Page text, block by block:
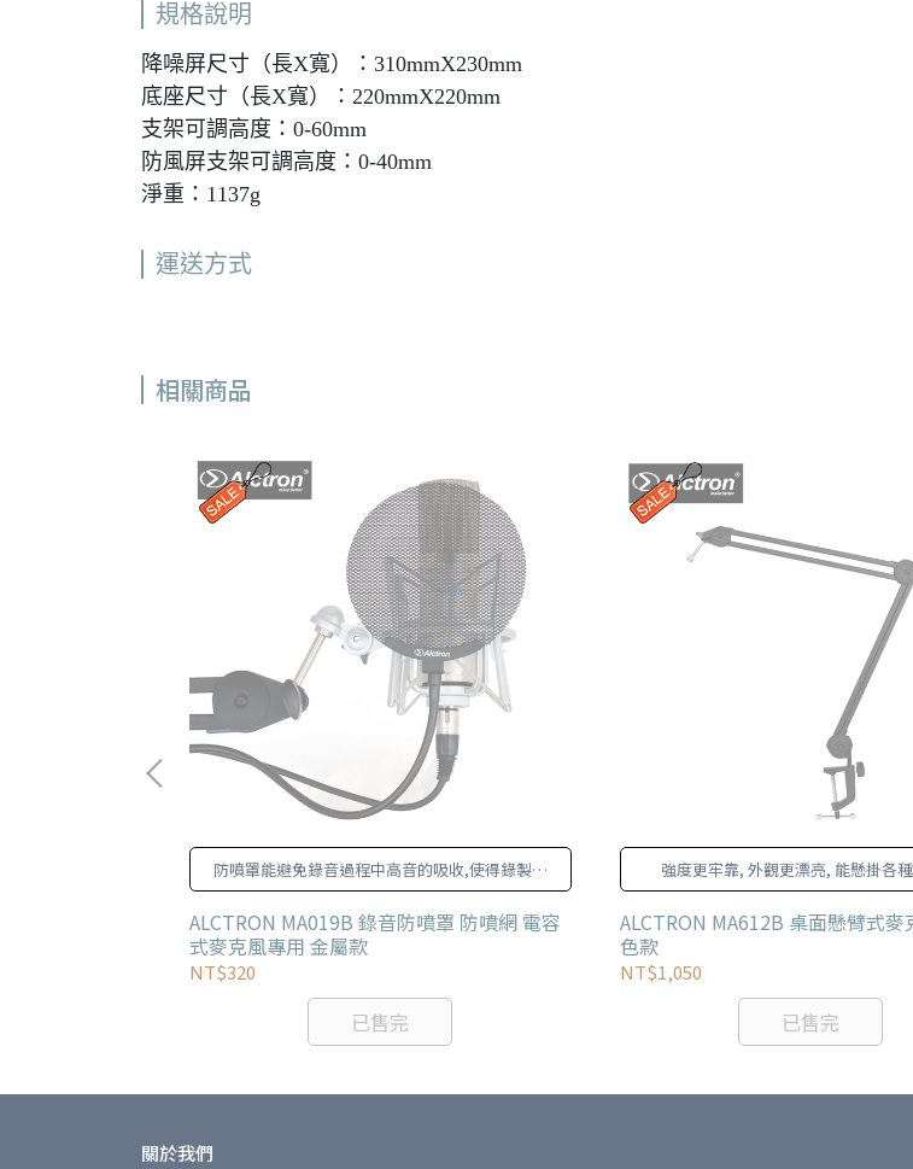
規格說明
降噪屏尺寸（長X寬）：310mmX230mm
底座尺寸（長X寬）：220mmX220mm
支架可調高度：0-60mm
防風屏支架可調高度：0-40mm
淨重：1137g
運送方式
相關商品
防噴罩能避免錄音過程中高音的吸收,使得錄製聲
音更加真實自然。
ALCTRON MA019B 錄音防噴罩 防噴網 電容
式麥克風專用 金屬款
NT$320
已售完
強度更牢靠, 外觀更漂亮, 能懸掛各
ALCTRON MA612B 桌面懸臂式麥
色款
NT$1,050
已售完
關於我們